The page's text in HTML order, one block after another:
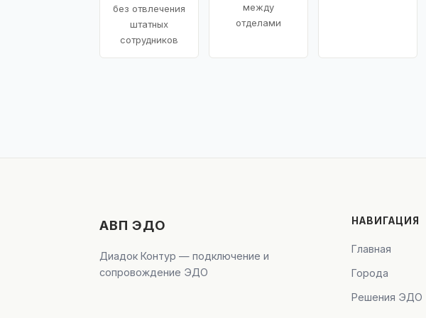
без отвлечения
штатных
сотрудников
между
отделами
АВП ЭДО
Диадок Контур — подключение и
сопровождение ЭДО
НАВИГАЦИЯ
Главная
Города
Решения ЭДО